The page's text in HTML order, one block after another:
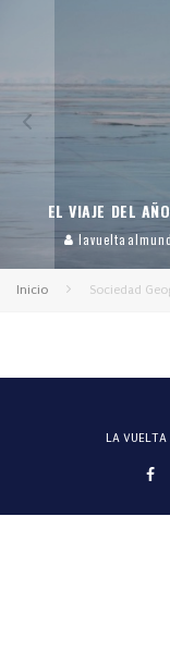
EL VIAJE DEL
Inicio Sociedad
LA